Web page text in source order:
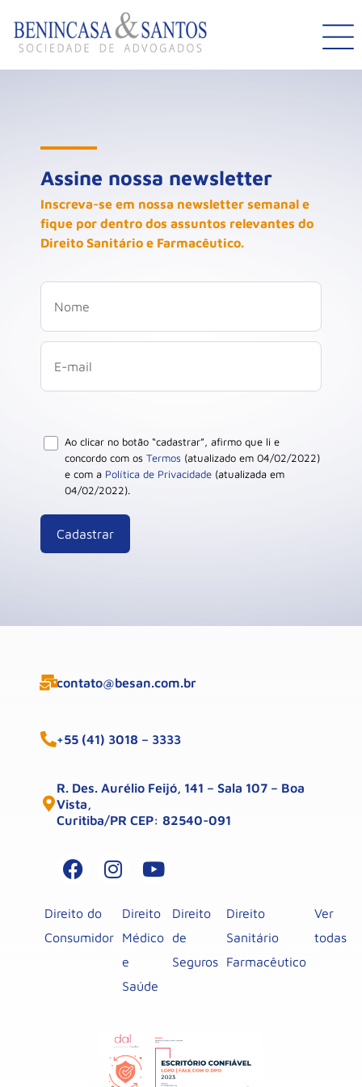
Assine nossa newsletter
Inscreva-se em nossa newsletter semanal e
fique por dentro dos assuntos relevantes do
Direito Sanitário e Farmacêutico.
Ao clicar no botão “cadastrar”, afirmo que li e
concordo com os Termos (atualizado em 04/02/2022)
e com a Política de Privacidade (atualizada em
04/02/2022).
contato@besan.com.br
+55 (41) 3018 – 3333
R. Des. Aurélio Feijó, 141 – Sala 107 – Boa
Vista,
Curitiba/PR CEP: 82540-091
Direito do
Consumidor
Direito
Médico
e
Saúde
Direito
de
Seguros
Direito
Sanitário
Farmacêutico
Ver
todas